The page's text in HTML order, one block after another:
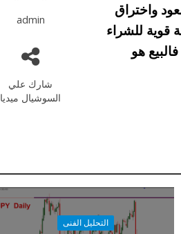
admin
شارك علي
السوشيال ميديا
واختراق
هناك فرصة قوية للشراء
فالبيع هو
التحليل الفنى